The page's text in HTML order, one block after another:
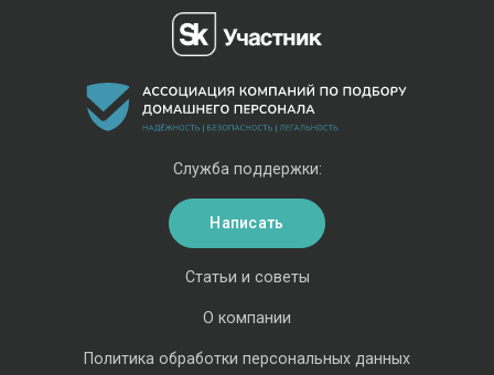
Статьи и советы
О компании
Политика обработки персональных данных
Служба поддержки:
Написать